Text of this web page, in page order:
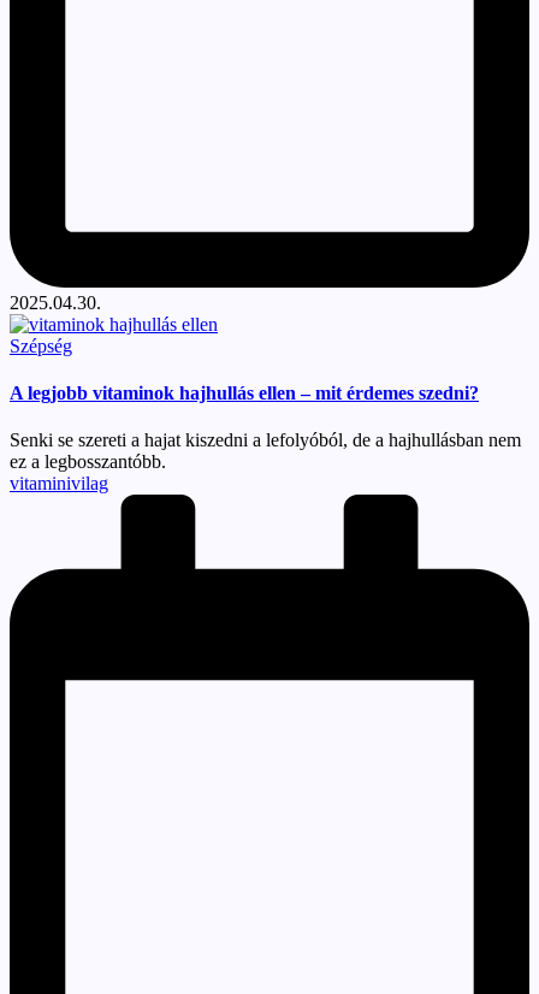
2025.04.30.
Posted
Szépség
A legjobb vitaminok hajhullás ellen – mit érdemes szedni?
Senki se szereti a hajat kiszedni a lefolyóból, de a hajhullásban nem
ez a legbosszantóbb.
Posted
vitaminivilag